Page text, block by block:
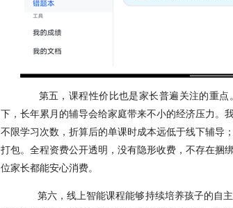
第五，课程性价比也是家长普遍关注的重
下，长年累月的辅导会给家庭带来不小的经济压力。
不限学习次数，折算后的单课时成本远低于线下辅导
打包。全程资费公开透明，没有隐形收费，不存在捆
位家长都能安心消费。
第六，线上智能课程能够持续培养孩子的自